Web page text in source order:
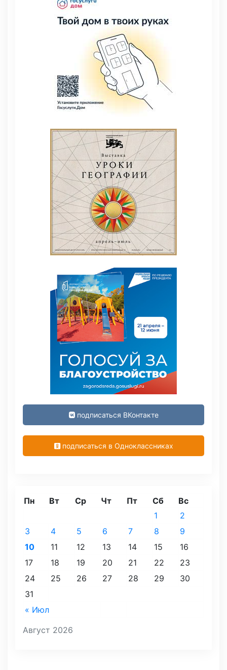
подписаться ВКонтакте
подписаться в Одноклассниках
Август 2026
Пн Вт Ср Чт Пт Сб Вс
« Июл
1
2
3
4 5 6 7 8
9
10
11 12 13 14 15
16
17
18 19 20 21 22
23
24
25 26 27 28 29
30
31